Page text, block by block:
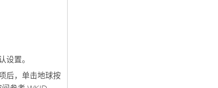
置。
后，单击地球按